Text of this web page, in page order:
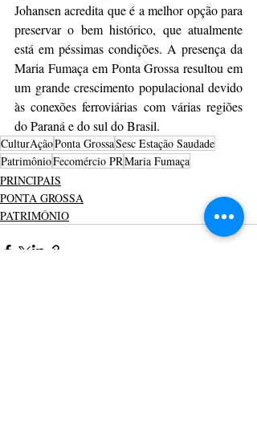
Johansen acredita que é a melhor opção para
preservar o bem histórico, que atualmente
está em péssimas condições. A presença da
Maria Fumaça em Ponta Grossa resultou em
um grande crescimento populacional devido
às conexões ferroviárias com várias regiões
do Paraná e do sul do Brasil.
CulturAçãoPonta GrossaSesc Estação Saudade
PatrimônioFecomércio PRMaria Fumaça
PRINCIPAIS
PONTA GROSSA
PATRIMÔNIO